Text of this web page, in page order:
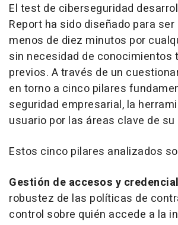
El test de ciberseguridad
Report ha sido diseñado para
menos de diez minutos por
sin necesidad de conocimientos
previos. A través de un
en torno a cinco pilares
seguridad empresarial, la
usuario por las áreas clave de
Estos cinco pilares analizados
Gestión de accesos y
robustez de las políticas de
control sobre quién accede a la